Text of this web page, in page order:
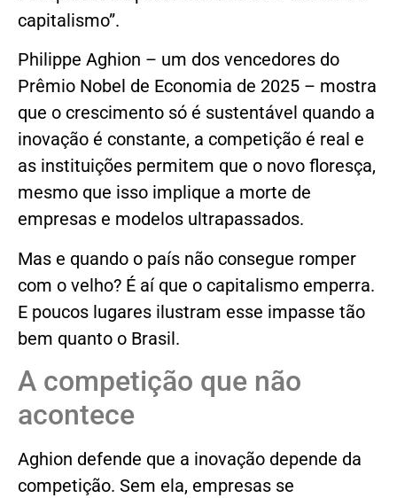
capitalismo”.
Philippe Aghion – um dos vencedores do
Prêmio Nobel de Economia de 2025 – mostra
que o crescimento só é sustentável quando a
inovação é constante, a competição é real e
as instituições permitem que o novo floresça,
mesmo que isso implique a morte de
empresas e modelos ultrapassados.
Mas e quando o país não consegue romper
com o velho? É aí que o capitalismo emperra.
E poucos lugares ilustram esse impasse tão
bem quanto o Brasil.
A competição que não
acontece
Aghion defende que a inovação depende da
competição. Sem ela, empresas se